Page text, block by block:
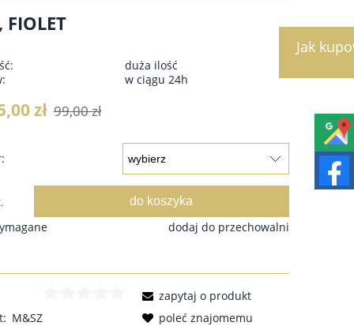
FIOLET
duża ilość
w ciągu 24h
zł 99,00 zł
do koszyka
dodaj do przechowalni
M&SZ
zapytaj o produkt
poleć znajomemu
Jak